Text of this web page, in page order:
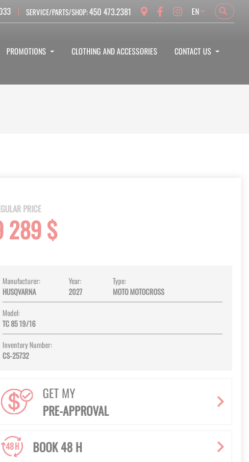
SERVICE/PARTS/SHOP:450 473.2381
Search
Search
Language
EN
PROMOTIONS CLOTHING AND ACCESSORIES CONTACT US
PRICE
289 $
Manufacturer:
HUSQVARNA
Year:
2027
Type:
MOTO MOTOCROSS
Model:
TC 85 19/16
Inventory Number:
CS-25732
GET MY
PRE-APPROVAL
BOOK 48 H